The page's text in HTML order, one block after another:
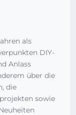
als
DIY-
Anlass
über die
die
sowie